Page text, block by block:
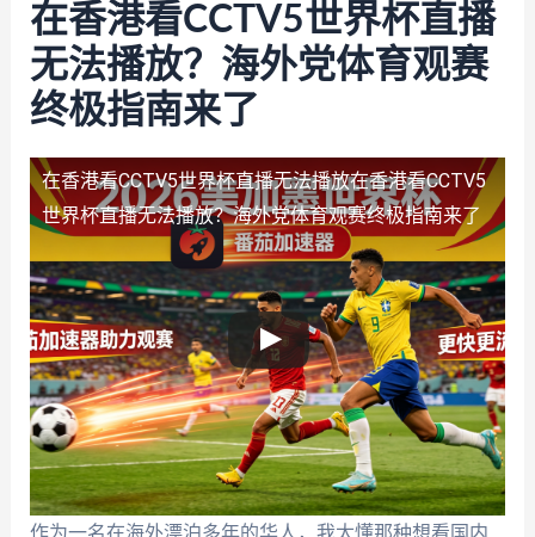
在香港看CCTV5世界杯直播
无法播放？海外党体育观赛
终极指南来了
在香港看CCTV5世界杯直播无法播放在香港看CCTV5
世界杯直播无法播放？海外党体育观赛终极指南来了
作为一名在海外漂泊多年的华人，我太懂那种想看国内